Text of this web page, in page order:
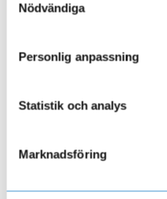
Nödvändiga
Personlig anpassning
Statistik och analys
Marknadsföring